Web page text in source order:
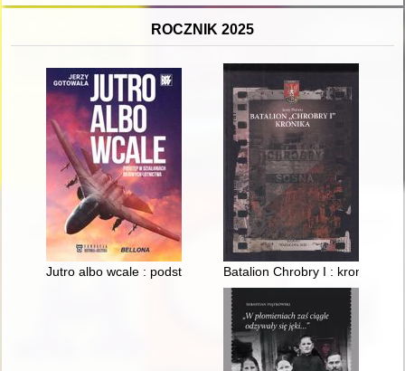
ROCZNIK 2025
Jutro albo wcale : podstęp w działaniach bojowych lotnictwa
Batalion Chrobry I : kronika :